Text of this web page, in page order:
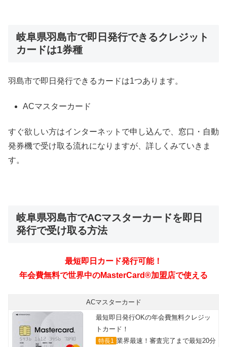
岐阜県羽島市で即日発行できるクレジット
カードは1券種
羽島市で即日発行できるカードは1つあります。
ACマスターカード
すぐ欲しい方はインターネットで申し込んで、窓口・自動
発券機で受け取る流れになりますが、詳しくみていきま
す。
岐阜県羽島市でACマスターカードを即日
発行で受け取る方法
ACマスターカード
最短即日発行OKの年会費無料クレジッ
トカード！
特長1 業界最速！審査完了まで最短20分